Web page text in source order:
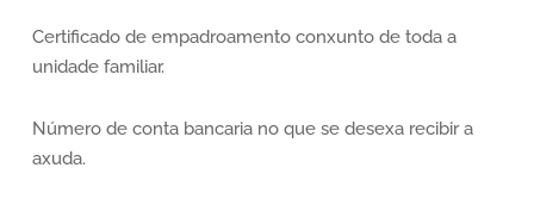
Certificado de empadroamento conxunto de toda a
unidade familiar.
Número de conta bancaria no que se desexa recibir a
axuda.